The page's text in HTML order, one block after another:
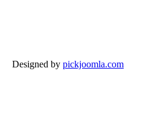
Designed by pickjoomla.com